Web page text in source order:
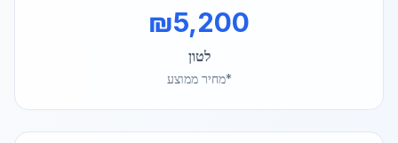
₪5,200
לטון
*מחיר ממוצע